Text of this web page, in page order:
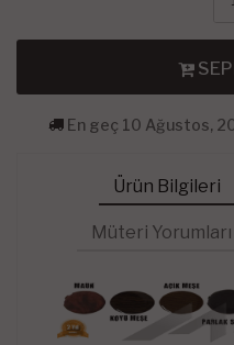
En geç 10 Ağustos,
Ürün Bilgileri
Müteri Yorumları